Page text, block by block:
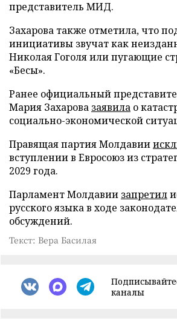
представитель МИД.
Захарова также отметила, что
инициативы звучат как
Николая Гоголя или пугающие
«Бесы».
Ранее официальный
Мария Захарова заявила о
социально-экономической
Правящая партия Молдавии
вступлении в Евросоюз из
2029 года.
Парламент Молдавии запретил
русского языка в ходе
обсуждений.
Текст: Вера Басилая
каналы